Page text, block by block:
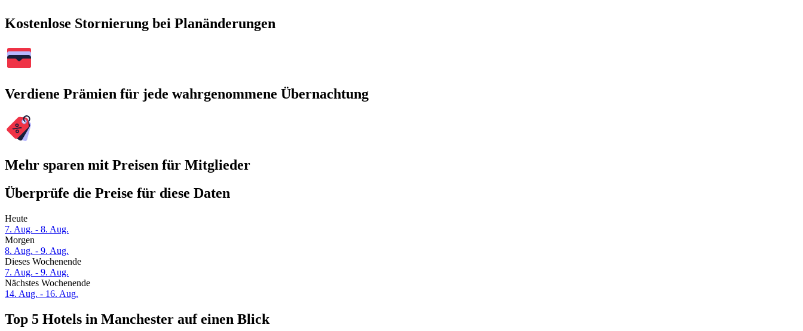
Kostenlose Stornierung bei Planänderungen
Verdiene Prämien für jede wahrgenommene Übernachtung
Mehr sparen mit Preisen für Mitglieder
Überprüfe die Preise für diese Daten
Heute
7. Aug. - 8. Aug.
Morgen
8. Aug. - 9. Aug.
Dieses Wochenende
7. Aug. - 9. Aug.
Nächstes Wochenende
14. Aug. - 16. Aug.
Top 5 Hotels in Manchester auf einen Blick